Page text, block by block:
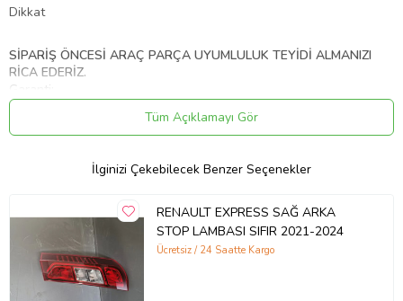
Dikkat
SİPARİŞ ÖNCESİ ARAÇ PARÇA UYUMLULUK TEYİDİ ALMANIZI
RİCA EDERİZ.
Garanti:
Ürünlerimiz, yetkili distribütörlerden tedarik edilmiş olup, üreticilerin
belirlediği süreler dahilinde GARANTİ kapsamındadırlar.
Burda Parçam Online Yedek Parça Magazası
HIZLI VEUYGUN FİYATLI GÖNDERİM YAPIYORUZ
ÜRÜN GÖRSELLERİ TAMAMEN TARAFIMIZA AİT
VE GÜNCELDİR.
ALACAĞINIZ ÜRÜNGÖRSELDEKİ
BİREBİRAYNI GÖNDERİLECEKTİR
Tüm Açıklamayı Gör
İlginizi Çekebilecek Benzer Seçenekler
RENAULT EXPRESS SAĞ ARKA
STOP LAMBASI SIFIR 2021-2024
Ücretsiz / 24 Saatte Kargo